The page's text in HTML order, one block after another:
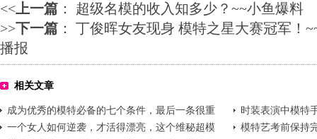
<<上一篇 ： 超级名模的收入知多少？~~小鱼爆料
>>下一篇 ： 丁俊晖女友现身 模特之星大赛冠军！
播报
相关文章
成为优秀的模特必备的七个条件，最后一条很重
要
时装表演中模特
一个女人如何逆袭，才活得漂亮，这个维秘超模
模特艺考前保持